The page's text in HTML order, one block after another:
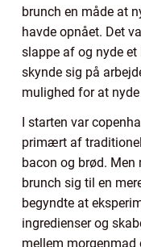
brunch en måde at
havde opnået. Det
slappe af og nyde
skynde sig på
mulighed for at
I starten var
primært af
bacon og brød. Men
brunch sig til en
begyndte at
ingredienser og
mellem morgenmad